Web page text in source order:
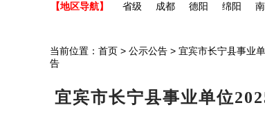
【地区导航】 省级 成都 德阳 绵阳
当前位置： 首页 > 公示公告 > 宜宾市长宁县事业
告
宜宾市长宁县事业单位